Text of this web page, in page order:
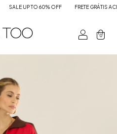
SALE UP TO 60% OFF FRETE GRÁTIS
0